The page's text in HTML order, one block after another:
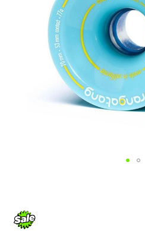
Bildgalerie
springen